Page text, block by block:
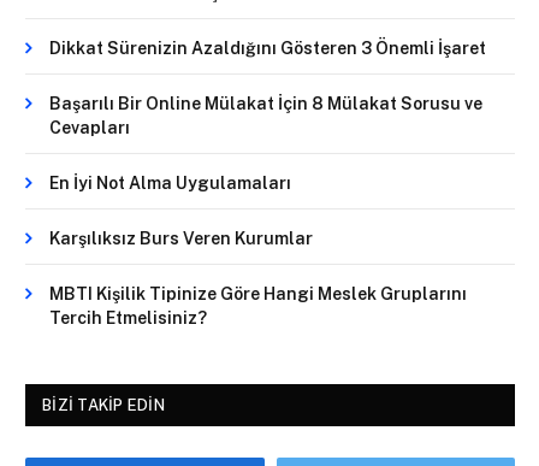
Dikkat Sürenizin Azaldığını Gösteren 3 Önemli İşaret
Başarılı Bir Online Mülakat İçin 8 Mülakat Sorusu ve
Cevapları
En İyi Not Alma Uygulamaları
Karşılıksız Burs Veren Kurumlar
MBTI Kişilik Tipinize Göre Hangi Meslek Gruplarını
Tercih Etmelisiniz?
BIZI TAKIP EDIN